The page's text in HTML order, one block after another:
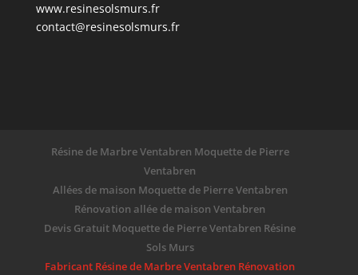
www.resinesolsmurs.fr
contact@resinesolsmurs.fr
Résine de Marbre Ventabren Moquette de Pierre
Ventabren
Allées de maison Moquette de Pierre Ventabren
Rénovation allée de maison Ventabren
Devis Gratuit Moquette de Pierre Ventabren Résine
Sols Murs
Fabricant Résine de Marbre Ventabren Rénovation